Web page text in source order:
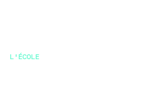
L'ÉCOLE